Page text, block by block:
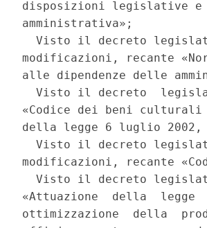
disposizioni legislative e
amministrativa»;
Visto il decreto
modificazioni, recante
alle dipendenze delle
Visto il decreto
«Codice dei beni
della legge 6 luglio 2002,
Visto il decreto
modificazioni, recante
Visto il decreto
«Attuazione  della
ottimizzazione  della